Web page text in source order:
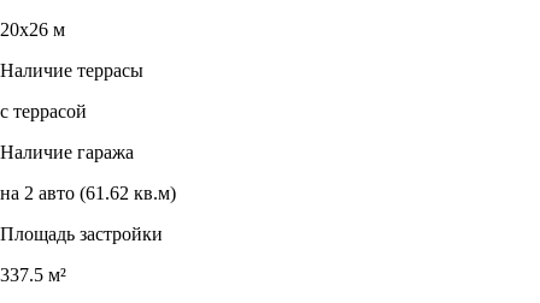
20х26 м
Наличие террасы
с террасой
Наличие гаража
на 2 авто (61.62 кв.м)
Площадь застройки
337.5 м²